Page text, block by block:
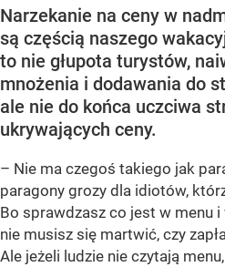
Narzekanie na ceny w
są częścią naszego
to nie głupota turystów,
mnożenia i dodawania do
ale nie do końca uczciwa
ukrywających ceny.
– Nie ma czegoś takiego jak
paragony grozy dla idiotów,
Bo sprawdzasz co jest w menu
nie musisz się martwić, czy
Ale jeżeli ludzie nie czytają